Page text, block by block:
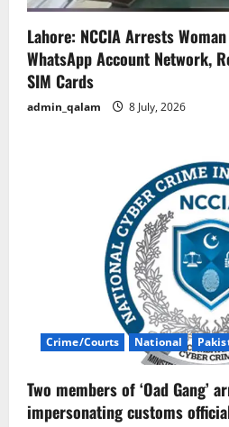
Lahore: NCCIA Arrests
WhatsApp Account Network,
SIM Cards
admin_qalam 8 July, 2026
Crime/Courts National
Two members of ‘Oad Gang’
impersonating customs